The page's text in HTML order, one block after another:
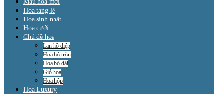
Mẫu hoa mới
Hoa tang lễ
Hoa sinh nhật
Hoa cưới
Chủ đề hoa
Lan hồ điệp
Hoa bó tròn
Hoa bó dài
Giỏ hoa
Hoa hộp
Hoa Luxury